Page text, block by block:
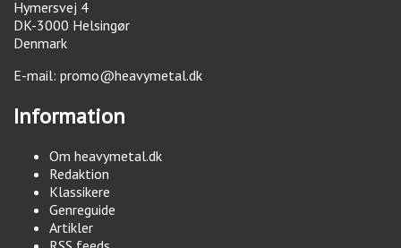
Hymersvej 4
DK-3000 Helsingør
Denmark
E-mail: promo@heavymetal.dk
Information
Om heavymetal.dk
Redaktion
Klassikere
Genreguide
Artikler